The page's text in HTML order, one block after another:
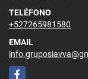
TELÉFONO
+527265981580
EMAIL
Facebook